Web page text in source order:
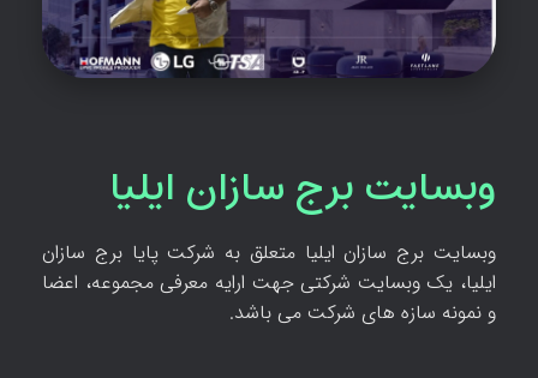
وبسایت برج سازان ایلیا
وبسایت برج سازان ایلیا متعلق به شرکت پایا برج سازان
ایلیا، یک وبسایت شرکتی جهت ارایه معرفی مجموعه، اعضا
و نمونه سازه های شرکت می باشد.